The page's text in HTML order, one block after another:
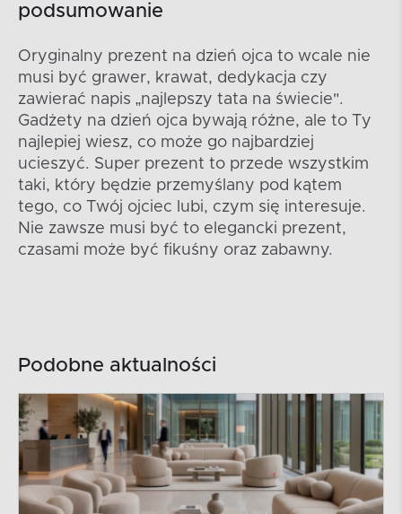
podsumowanie
Oryginalny prezent na dzień ojca to wcale nie
musi być grawer, krawat, dedykacja czy
zawierać napis „najlepszy tata na świecie".
Gadżety na dzień ojca bywają różne, ale to Ty
najlepiej wiesz, co może go najbardziej
ucieszyć. Super prezent to przede wszystkim
taki, który będzie przemyślany pod kątem
tego, co Twój ojciec lubi, czym się interesuje.
Nie zawsze musi być to elegancki prezent,
czasami może być fikuśny oraz zabawny.
Podobne aktualności